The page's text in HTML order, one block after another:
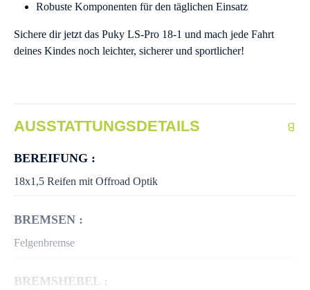
Robuste Komponenten für den täglichen Einsatz
Sichere dir jetzt das Puky LS-Pro 18-1 und mach jede Fahrt
deines Kindes noch leichter, sicherer und sportlicher!
AUSSTATTUNGSDETAILS
BEREIFUNG :
18x1,5 Reifen mit Offroad Optik
BREMSEN :
Felgenbremse
BREMSHEBEL :